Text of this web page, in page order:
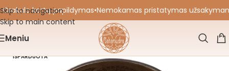
Skip to navigation
Skip to main content
kortų papildymas•Nemokamas pristatymas
Meniu
IŠPARDUOTA